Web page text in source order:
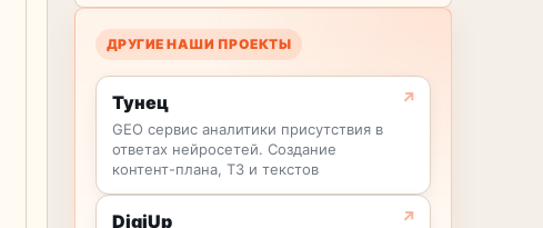
ДРУГИЕ НАШИ ПРОЕКТЫ
Тунец
GEO сервис аналитики присутствия в
ответах нейросетей. Создание
контент-плана, ТЗ и текстов
DigiUp